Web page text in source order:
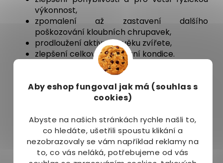
Aby eshop fungoval jak má (souhlas s
cookies)
Abyste na našich stránkách rychle našli to,
co hledáte, ušetřili spoustu klikání a
nezobrazovaly se vám například reklamy na
to, co vás neláká, potřebujeme od vás
výkonnost,
zpomalení až zastavení dalšího
poškozování kloubních chrupavek,
prodloužení aktivního věku zvířete,
zlepšení celkové zdravotní kondice.
435 mg MSM (metylsulfonylmethan)
348 mg Glukosamin sulfát
130 mg Chondroitin sulfát
5 mg Cartidyss® – hydrolyzovaný kolagen typu II
3.4 mg Collyss® – hydrolyzovaný kolagen typu I
Přídatné látky: